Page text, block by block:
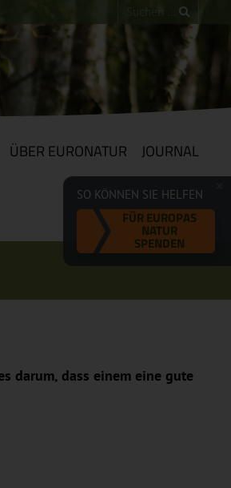
ÜBER EURONATUR JOURNAL
SO KÖNNEN SIE HELFEN
FÜR EUROPAS
NATUR
SPENDEN
darum, dass einem eine gute